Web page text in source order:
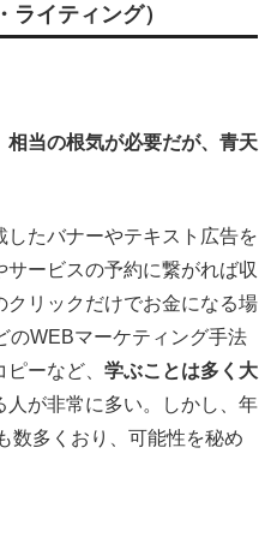
ライティング）
当の根気が必要だが、青天
たバナーやテキスト広告を
ービスの予約に繋がれば収
クリックだけでお金になる場
のWEBマーケティング手法
ーなど、 学ぶことは多く大
人が非常に多い。しかし、年
数多くおり、可能性を秘め